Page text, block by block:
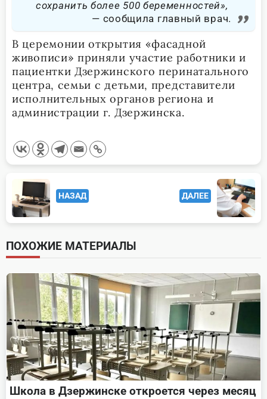
сохранить более 500 беременностей»,
сообщила главный врач.
В церемонии открытия «фасадной
живописи» приняли участие работники и
пациентки Дзержинского перинатального
центра, семьи с детьми, представители
исполнительных органов региона и
администрации г. Дзержинска.
<span
class="nav-
subtitle
screen-
reader-
text">Page</span>
НАЗАД ДАЛЕЕ
ПОХОЖИЕ МАТЕРИАЛЫ
Школа в Дзержинске откроется через месяц